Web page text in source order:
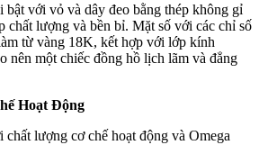
bật với vỏ và dây đeo bằng thép không gỉ
chất lượng và bền bỉ. Mặt số với các chỉ số
từ vàng 18K, kết hợp với lớp kính
nên một chiếc đồng hồ lịch lãm và đẳng
Hoạt Động
lượng cơ chế hoạt động và Omega